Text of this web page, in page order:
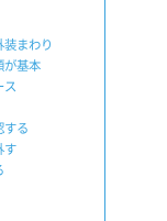
まわり
が基本
ス
する
す